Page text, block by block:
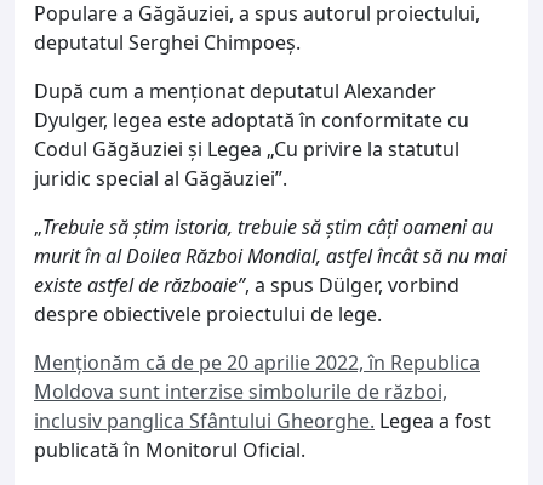
Populare a Găgăuziei, a spus autorul proiectului,
deputatul Serghei Chimpoeș.
După cum a menționat deputatul Alexander
Dyulger, legea este adoptată în conformitate cu
Codul Găgăuziei și Legea „Cu privire la statutul
juridic special al Găgăuziei”.
„Trebuie să știm istoria, trebuie să știm câți oameni au
murit în al Doilea Război Mondial, astfel încât să nu mai
existe astfel de războaie”, a spus Dülger, vorbind
despre obiectivele proiectului de lege.
Menționăm că de pe 20 aprilie 2022, în Republica
Moldova sunt interzise simbolurile de război,
inclusiv panglica Sfântului Gheorghe. Legea a fost
publicată în Monitorul Oficial.